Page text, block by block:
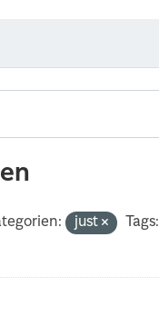
just
Tags: